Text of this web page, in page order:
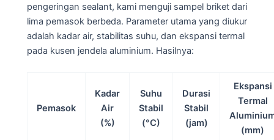
pengeringan sealant, kami menguji sampel briket dari
lima pemasok berbeda. Parameter utama yang diukur
adalah kadar air, stabilitas suhu, dan ekspansi termal
pada kusen jendela aluminium. Hasilnya:
Pemasok
Kadar
Air
(%)
Suhu
Stabil
(°C)
Durasi
Stabil
(jam)
Ekspansi
Termal
(mm)